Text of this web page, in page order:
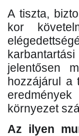
A tiszta,
kor
jelentősen
hozzájárul a
környezet
Az ilyen